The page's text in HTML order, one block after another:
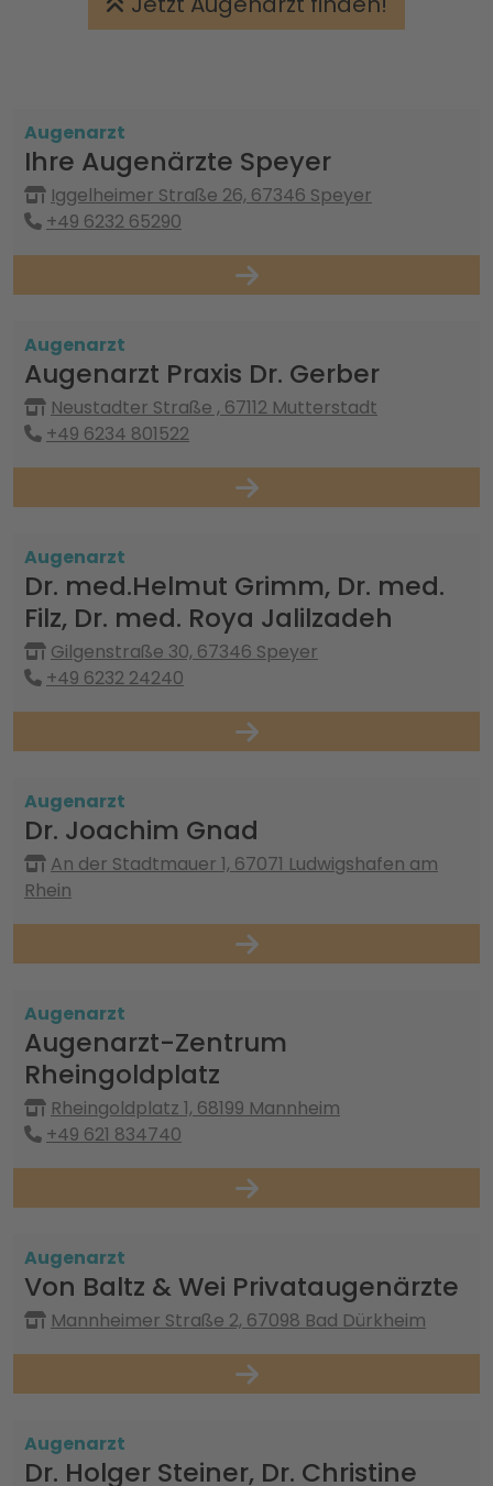
Augenarzt
Ihre Augenärzte Speyer
Iggelheimer Straße 26, 67346 Speyer
+49 6232 65290
Augenarzt
Augenarzt Praxis Dr. Gerber
Neustadter Straße , 67112 Mutterstadt
+49 6234 801522
Augenarzt
Dr. med.Helmut Grimm, Dr. med.
Filz, Dr. med. Roya Jalilzadeh
Gilgenstraße 30, 67346 Speyer
+49 6232 24240
Augenarzt
Dr. Joachim Gnad
An der Stadtmauer 1, 67071 Ludwigshafen am
Rhein
Augenarzt
Augenarzt-Zentrum
Rheingoldplatz
Rheingoldplatz 1, 68199 Mannheim
+49 621 834740
Augenarzt
Von Baltz & Wei Privataugenärzte
Mannheimer Straße 2, 67098 Bad Dürkheim
Augenarzt
Dr. Holger Steiner, Dr. Christine